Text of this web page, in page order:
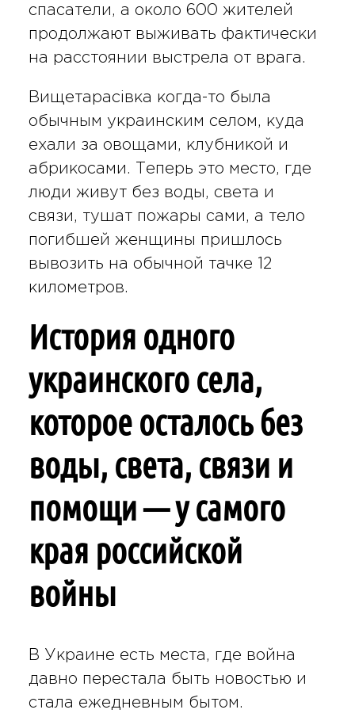
спасатели, а около 600 жителей
продолжают выживать фактически
на расстоянии выстрела от врага.
Вищетарасівка когда-то была
обычным украинским селом, куда
ехали за овощами, клубникой и
абрикосами. Теперь это место, где
люди живут без воды, света и
связи, тушат пожары сами, а тело
погибшей женщины пришлось
вывозить на обычной тачке 12
километров.
История одного
украинского села,
которое осталось без
воды, света, связи и
помощи — у самого
края российской
войны
В Украине есть места, где война
давно перестала быть новостью и
стала ежедневным бытом.